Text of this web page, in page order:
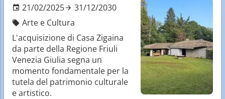
21/02/2025
31/12/2030
Arte e Cultura
L'acquisizione di Casa Zigaina
da parte della Regione Friuli
Venezia Giulia segna un
momento fondamentale per la
tutela del patrimonio culturale
e artistico.